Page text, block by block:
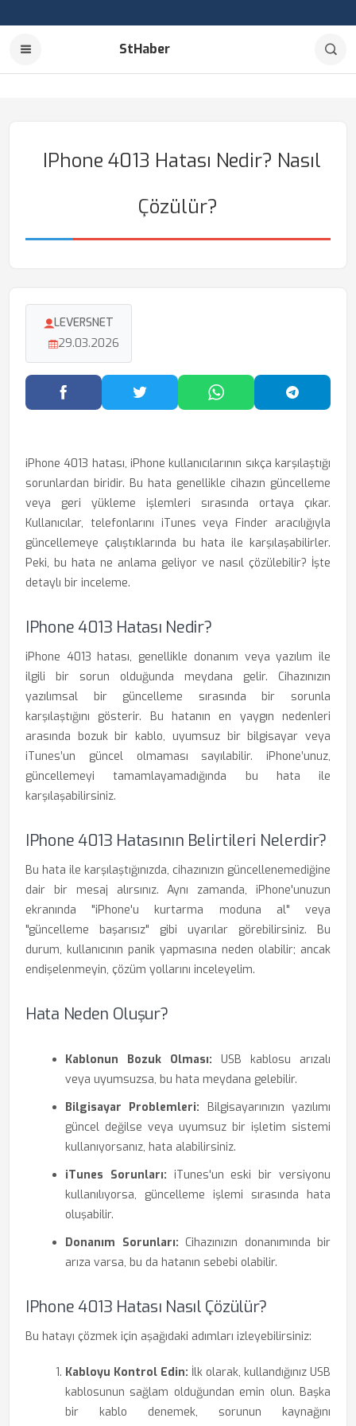
StHaber
IPhone 4013 Hatası Nedir? Nasıl
Çözülür?
LEVERSNET
29.03.2026
Facebook'ta PaylaşTwitter'da PaylaşWhatsApp'ta Paylaş
iPhone 4013 hatası, iPhone kullanıcılarının sıkça karşılaştığı
sorunlardan biridir. Bu hata genellikle cihazın güncelleme
veya geri yükleme işlemleri sırasında ortaya çıkar.
Kullanıcılar, telefonlarını iTunes veya Finder aracılığıyla
güncellemeye çalıştıklarında bu hata ile karşılaşabilirler.
Peki, bu hata ne anlama geliyor ve nasıl çözülebilir? İşte
detaylı bir inceleme.
IPhone 4013 Hatası Nedir?
iPhone 4013 hatası, genellikle donanım veya yazılım ile
ilgili bir sorun olduğunda meydana gelir. Cihazınızın
yazılımsal bir güncelleme sırasında bir sorunla
karşılaştığını gösterir. Bu hatanın en yaygın nedenleri
arasında bozuk bir kablo, uyumsuz bir bilgisayar veya
iTunes’un güncel olmaması sayılabilir. iPhone’unuz,
güncellemeyi tamamlayamadığında bu hata ile
karşılaşabilirsiniz.
IPhone 4013 Hatasının Belirtileri Nelerdir?
Bu hata ile karşılaştığınızda, cihazınızın güncellenemediğine
dair bir mesaj alırsınız. Aynı zamanda, iPhone'unuzun
ekranında "iPhone'u kurtarma moduna al" veya
"güncelleme başarısız" gibi uyarılar görebilirsiniz. Bu
durum, kullanıcının panik yapmasına neden olabilir; ancak
endişelenmeyin, çözüm yollarını inceleyelim.
Hata Neden Oluşur?
Kablonun Bozuk Olması: USB kablosu arızalı
veya uyumsuzsa, bu hata meydana gelebilir.
Bilgisayar Problemleri: Bilgisayarınızın yazılımı
güncel değilse veya uyumsuz bir işletim sistemi
kullanıyorsanız, hata alabilirsiniz.
iTunes Sorunları: iTunes'un eski bir versiyonu
kullanılıyorsa, güncelleme işlemi sırasında hata
oluşabilir.
Donanım Sorunları: Cihazınızın donanımında bir
arıza varsa, bu da hatanın sebebi olabilir.
IPhone 4013 Hatası Nasıl Çözülür?
Bu hatayı çözmek için aşağıdaki adımları izleyebilirsiniz:
Kabloyu Kontrol Edin: İlk olarak, kullandığınız USB
kablosunun sağlam olduğundan emin olun. Başka
bir kablo denemek, sorunun kaynağını